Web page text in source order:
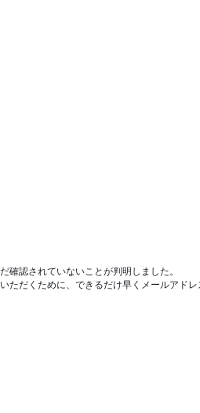
確認されていないことが判明しました。
ただくために、できるだけ早くメールアド